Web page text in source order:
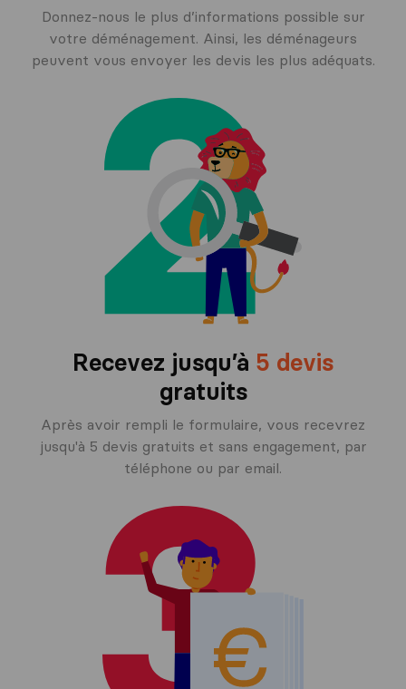
Donnez-nous le plus d’informations possible sur
votre déménagement. Ainsi, les déménageurs
peuvent vous envoyer les devis les plus adéquats.
Recevez jusqu’à 5 devis
gratuits
Après avoir rempli le formulaire, vous recevrez
jusqu'à 5 devis gratuits et sans engagement, par
téléphone ou par email.